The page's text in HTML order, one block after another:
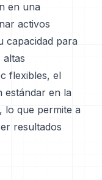
en una
activos
capacidad para
altas
flexibles, el
estándar en la
lo que permite a
resultados